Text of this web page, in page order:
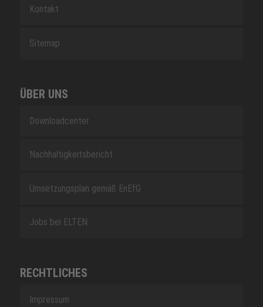
Kontakt
Sitemap
ÜBER UNS
Downloadcenter
Nachhaltigkeitsbericht
Umsetzungsplan gemäß EnEfG
Jobs bei ELTEN
RECHTLICHES
Impressum